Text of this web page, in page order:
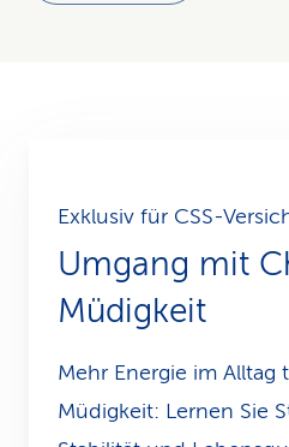
Exklusiv für CSS-
Umgang mit
Müdigkeit
Mehr Energie im Alltag
Müdigkeit: Lernen Sie